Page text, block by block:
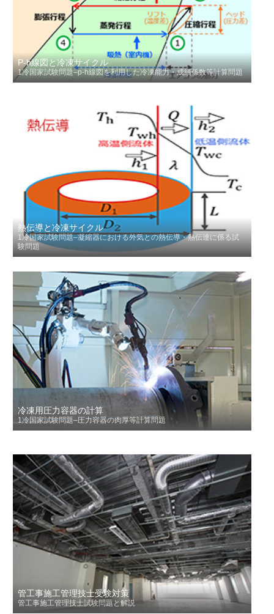
P-h線図と冷凍サイクル
1冷国家試験問題–p-h線図を利用した冷凍能力・成績係数等計算問題
熱伝導と冷凍サイクル
1冷国家試験問題–凝縮器における外気との熱伝導・熱伝達に係る試
験問題
冷凍用圧力容器の計算
1冷国家試験問題–圧力容器の肉厚等計算問題
管工事施工管理技士受験対策
管工事施工管理技士試験問題と解説